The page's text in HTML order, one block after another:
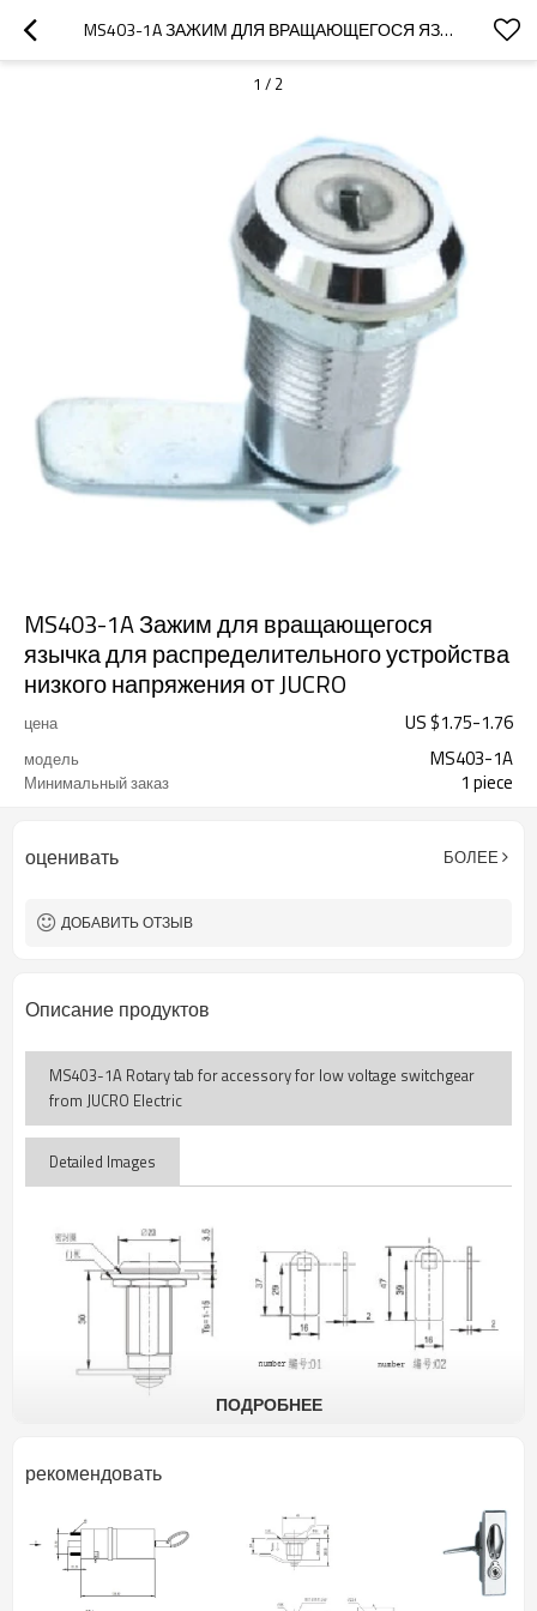
MS403-1A ЗАЖИМ ДЛЯ ВРАЩАЮЩЕГОСЯ ЯЗЫЧКА ДЛЯ РАСПРЕДЕЛИТЕЛЬНОГО УСТРОЙСТВА НИЗКОГО НАПРЯЖЕНИЯ ОТ JUCRO
1 / 2
MS403-1A Зажим для вращающегося
язычка для распределительного устройства
низкого напряжения от JUCRO
цена US $1.75-1.76
модель MS403-1A
Минимальный заказ 1 piece
оценивать БОЛЕЕ
ДОБАВИТЬ ОТЗЫВ
Описание продуктов
MS403-1A Rotary tab for accessory for low voltage switchgear
from JUCRO Electric
Detailed Images
ПОДРОБНЕЕ
рекомендовать